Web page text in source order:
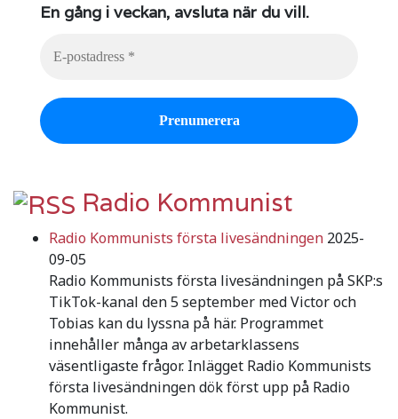
En gång i veckan, avsluta när du vill.
Radio Kommunist
Radio Kommunists första livesändningen 2025-
09-05
Radio Kommunists första livesändningen på SKP:s
TikTok-kanal den 5 september med Victor och
Tobias kan du lyssna på här. Programmet
innehåller många av arbetarklassens
väsentligaste frågor. Inlägget Radio Kommunists
första livesändningen dök först upp på Radio
Kommunist.